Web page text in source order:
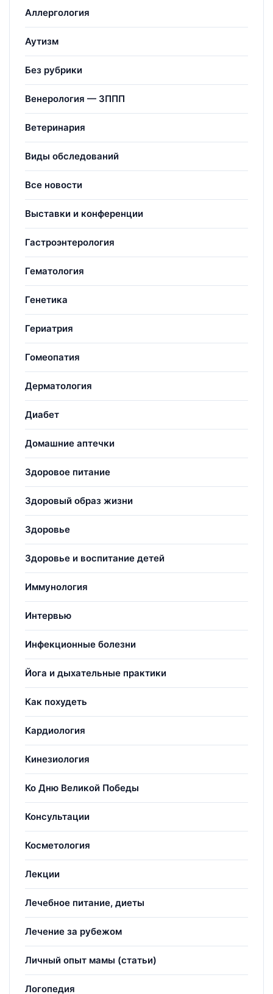
Аллергология
Аутизм
Без рубрики
Венерология — ЗППП
Ветеринария
Виды обследований
Все новости
Выставки и конференции
Гастроэнтерология
Гематология
Генетика
Гериатрия
Гомеопатия
Дерматология
Диабет
Домашние аптечки
Здоровое питание
Здоровый образ жизни
Здоровье
Здоровье и воспитание детей
Иммунология
Интервью
Инфекционные болезни
Йога и дыхательные практики
Как похудеть
Кардиология
Кинезиология
Ко Дню Великой Победы
Консультации
Косметология
Лекции
Лечебное питание, диеты
Лечение за рубежом
Личный опыт мамы (статьи)
Логопедия